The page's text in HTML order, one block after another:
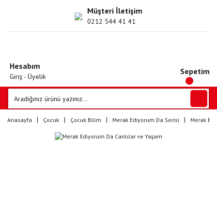
Müşteri İletişim
0212 544 41 41
Hesabım
Giriş - Üyelik
Sepetim
Anasayfa Çocuk Çocuk Bilim Merak Ediyorum Da Serisi Merak